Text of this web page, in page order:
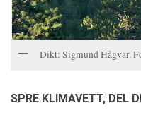
Dikt: Sigmund Hågvar.
SPRE KLIMAVETT, DEL